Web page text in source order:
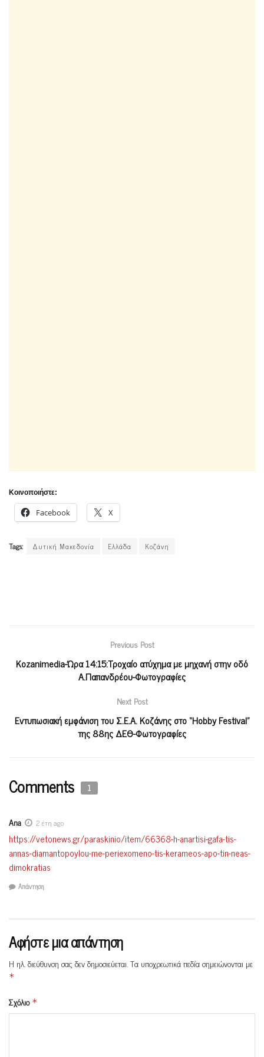
Κοινοποιήστε:
Facebook X
Tags: Δυτική Μακεδονία Ελλάδα Κοζάνη
Previous Post
Kozanimedia-Ώρα 14:15:Τροχαίο ατύχημα με μηχανή στην οδό
Α.Παπανδρέου-Φωτογραφίες
Next Post
Εντυπωσιακή εμφάνιση του Σ.Ε.Α. Κοζάνης στο “Hobby Festival”
της 88ης ΔΕΘ-Φωτογραφίες
Comments 1
Ana 2 έτη ago
https://vetonews.gr/paraskinio/item/66368-h-anartisi-gafa-tis-
annas-diamantopoylou-me-periexomeno-tis-kerameos-apo-tin-neas-
dimokratias
Απάντηση
Αφήστε μια απάντηση
Η ηλ. διεύθυνση σας δεν δημοσιεύεται.Τα υποχρεωτικά πεδία σημειώνονται με
*
Σχόλιο *